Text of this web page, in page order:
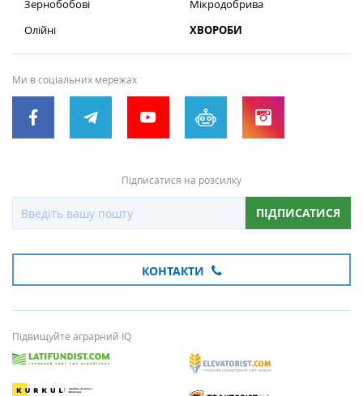
Зернобобові
Олійні
Мікродобрива
ХВОРОБИ
Ми в соціальних мережах
Підписатися на розсилку
ПІДПИСАТИСЯ
КОНТАКТИ
Підвищуйте аграрний IQ